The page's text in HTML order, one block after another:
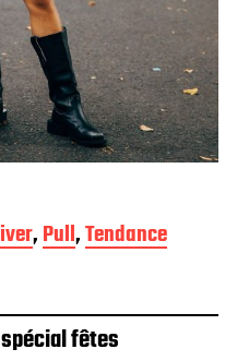
,Pull,Tendance
fêtes